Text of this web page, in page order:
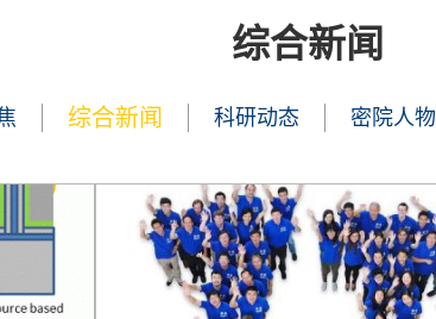
综合新闻
综合新闻 科研动态 密院人物